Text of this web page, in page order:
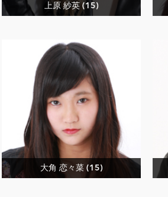
上原 紗英 (15)
大角 恋々菜 (15)